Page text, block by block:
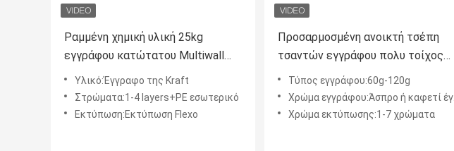
Ραμμένη χημική υλική 25kg
εγγράφου κατώτατου Multiwall
Kraft συσκευασία ρητίνης PVC
τσαντών
Υλικό:Έγγραφο της Kraft
Στρώματα:1-4 layers+PE εσωτερικό
Εκτύπωση:Εκτύπωση Flexo
Προσαρμοσμένη ανοικτή τσέπη
τσαντών εγγράφου πολυ τοίχος
Κραφτ με το επίπεδο κατώτατο
ειδικό μέγεθος ακρών
Τύπος εγγράφου:60g-120g
Χρώμα εγγράφου:Άσπρο ή καφετί έγγραφο
Χρώμα εκτύπωσης:1-7 χρώματα